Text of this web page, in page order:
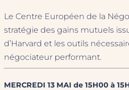
Le Centre Européen de la
stratégie des gains mutuels
d’Harvard et les outils
négociateur performant.
MERCREDI 13 MAI de 15H00 à